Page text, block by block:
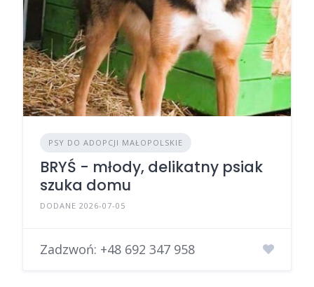
PSY DO ADOPCJI MAŁOPOLSKIE
BRYŚ - młody, delikatny psiak
szuka domu
DODANE 2026-07-05
Zadzwoń: +48 692 347 958